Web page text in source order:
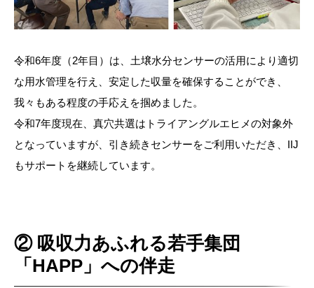
令和6年度（2年目）は、土壌水分センサーの活用により適切
な用水管理を行え、安定した収量を確保することができ、
我々もある程度の手応えを掴めました。
令和7年度現在、真穴共選はトライアングルエヒメの対象外
となっていますが、引き続きセンサーをご利用いただき、IIJ
もサポートを継続しています。
② 吸収力あふれる若手集団
「HAPP」への伴走